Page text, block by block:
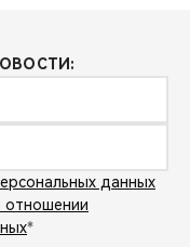
данных
отношении
*